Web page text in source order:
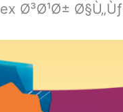
Ø³Ø¹Ø±